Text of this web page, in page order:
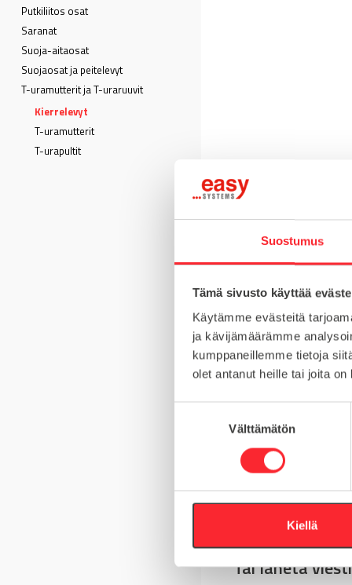
Suostumus
Tämä sivusto käyttää
Käytämme evästeitä
ja kävijämäärämme
kumppaneillemme tietoja
olet antanut heille tai joita
k
Välttämätön
Kiellä
Putkiliitos osat
Saranat
Suoja-aitaosat
Suojaosat ja peitelevyt
T-uramutterit ja T-uraruuvit
Kierrelevyt
T-uramutterit
T-urapultit
MATERIAALI
MYYNTIERÄ
KIERRE
Kysy tuotteista:
+358 10 5262 290
Tai lähetä